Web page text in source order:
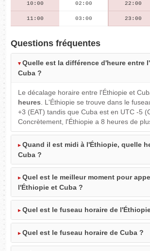
10:00 02:00 22:00
11:00 03:00 23:00
Questions fréquentes
Quelle est la différence d'heure entre
Cuba ?
Le décalage horaire entre l'Éthiopie et
heures. L'Éthiopie se trouve dans le
+3 (EAT) tandis que Cuba est en UTC -5
Concrètement, l'Éthiopie a 8 heures de
Quand il est midi à l'Éthiopie, quelle
Cuba ?
Quel est le meilleur moment pour
l'Éthiopie et Cuba ?
Quel est le fuseau horaire de
Quel est le fuseau horaire de Cuba ?